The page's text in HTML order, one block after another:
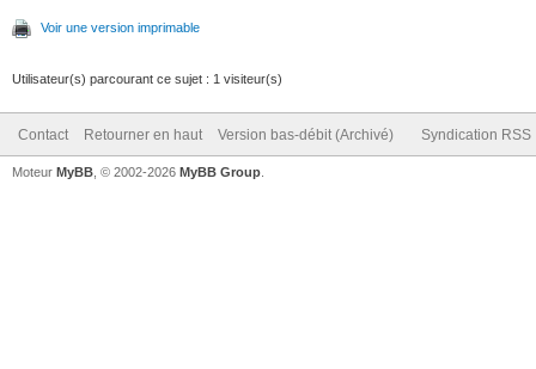
Voir une version imprimable
Utilisateur(s) parcourant ce sujet : 1 visiteur(s)
Contact Retourner en haut Version bas-débit (Archivé) Syndication RSS
Moteur MyBB , © 2002-2026 MyBB Group